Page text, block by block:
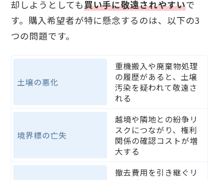
却しようとしても買い手に敬遠されやすいで
す。購入希望者が特に懸念するのは、以下の3
つの問題です。
土壌の悪化
重機搬入や廃棄物処理
の履歴があると、土壌
汚染を疑われて敬遠さ
れる
境界標の亡失
越境や隣地との紛争リ
スクにつながり、権利
関係の確認コストが増
大する
撤去費用を引き継ぐリ